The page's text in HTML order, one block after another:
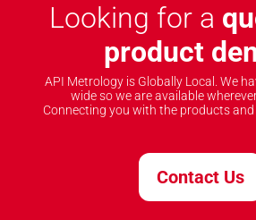
Looking for a
product
API Metrology is Globally Local. We
wide so we are available
Connecting you with the products and
Contact Us